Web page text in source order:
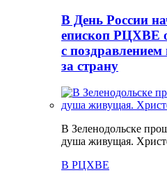
В День России
епископ РЦХВЕ
с
за страну
В Зеленодольске
душа живущая.
В РЦХВЕ